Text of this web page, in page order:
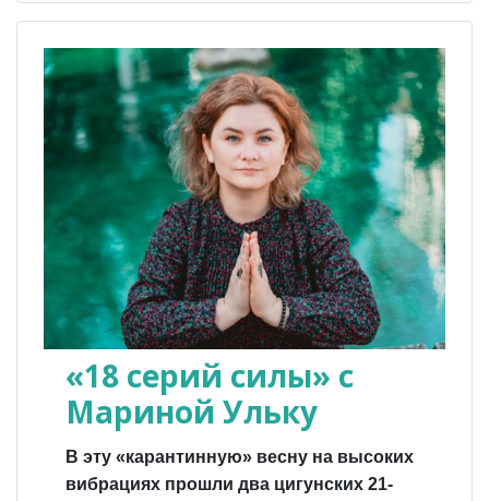
«18 серий силы» с
Мариной Ульку
В эту «карантинную» весну на высоких
вибрациях прошли два цигунских 21-